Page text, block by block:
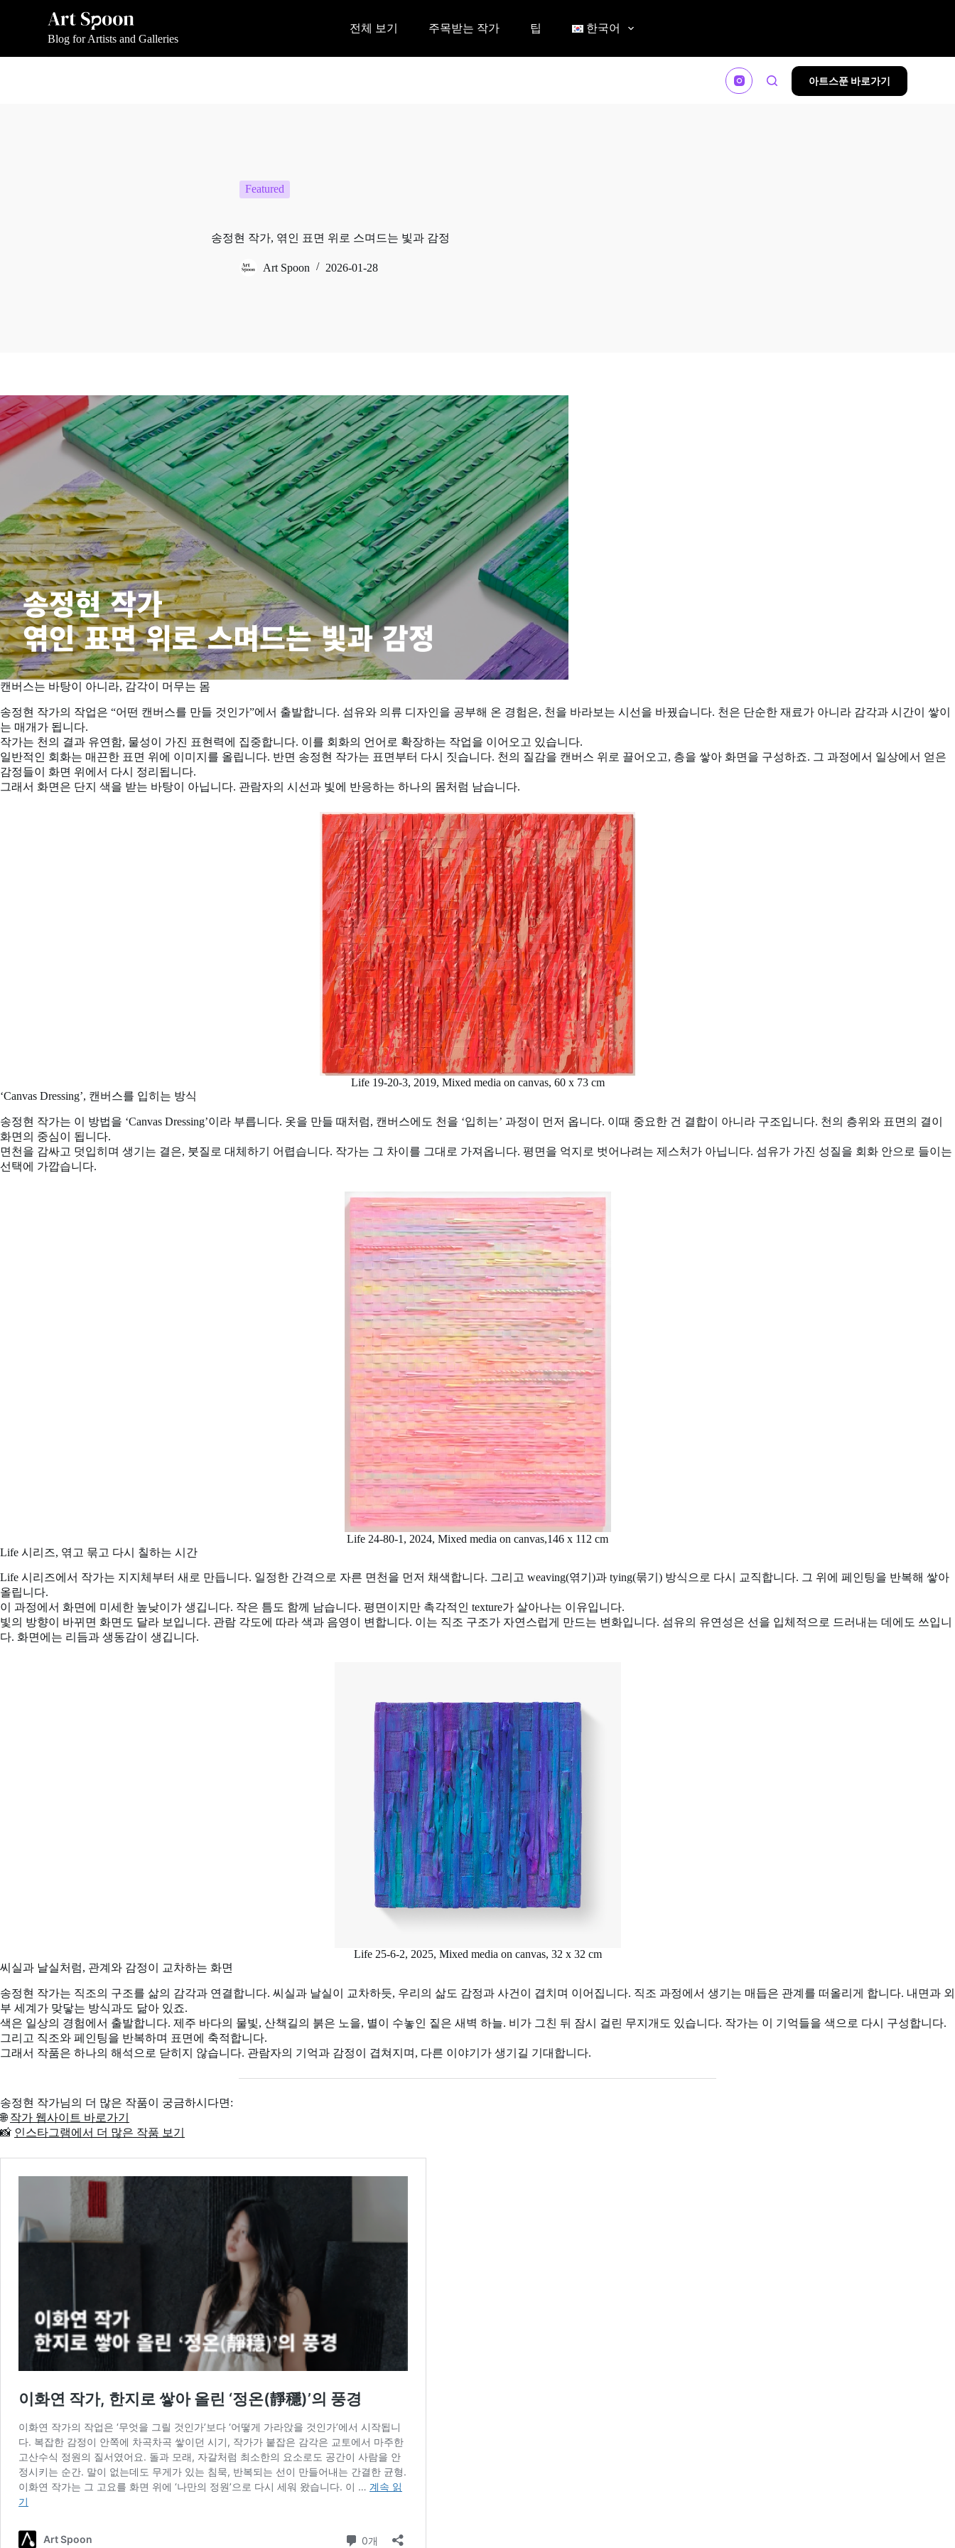
Blog for Artists and Galleries
전체 보기 주목받는 작가 팁 한국어
아트스푼 바로가기
Featured
송정현 작가, 엮인 표면 위로 스며드는 빛과 감정
Art Spoon 2026-01-28
캔버스는 바탕이 아니라, 감각이 머무는 몸
송정현 작가의 작업은 “어떤 캔버스를 만들 것인가”에서 출발합니다. 섬유와 의류 디자인을 공부해 온 경험은, 천을 바라보는 시선을 바꿨습니다. 천은 단순한 재료가 아니라 감각과 시간이 쌓이
는 매개가 됩니다.
작가는 천의 결과 유연함, 물성이 가진 표현력에 집중합니다. 이를 회화의 언어로 확장하는 작업을 이어오고 있습니다.
일반적인 회화는 매끈한 표면 위에 이미지를 올립니다. 반면 송정현 작가는 표면부터 다시 짓습니다. 천의 질감을 캔버스 위로 끌어오고, 층을 쌓아 화면을 구성하죠. 그 과정에서 일상에서 얻은
감정들이 화면 위에서 다시 정리됩니다.
그래서 화면은 단지 색을 받는 바탕이 아닙니다. 관람자의 시선과 빛에 반응하는 하나의 몸처럼 남습니다.
Life 19-20-3, 2019, Mixed media on canvas, 60 x 73 cm
‘Canvas Dressing’, 캔버스를 입히는 방식
송정현 작가는 이 방법을 ‘Canvas Dressing’이라 부릅니다. 옷을 만들 때처럼, 캔버스에도 천을 ‘입히는’ 과정이 먼저 옵니다. 이때 중요한 건 결합이 아니라 구조입니다. 천의 층위와 표면의 결이
화면의 중심이 됩니다.
면천을 감싸고 덧입히며 생기는 결은, 붓질로 대체하기 어렵습니다. 작가는 그 차이를 그대로 가져옵니다. 평면을 억지로 벗어나려는 제스처가 아닙니다. 섬유가 가진 성질을 회화 안으로 들이는
선택에 가깝습니다.
Life 24-80-1, 2024, Mixed media on canvas,146 x 112 cm
Life 시리즈, 엮고 묶고 다시 칠하는 시간
Life 시리즈에서 작가는 지지체부터 새로 만듭니다. 일정한 간격으로 자른 면천을 먼저 채색합니다. 그리고 weaving(엮기)과 tying(묶기) 방식으로 다시 교직합니다. 그 위에 페인팅을 반복해 쌓아
올립니다.
이 과정에서 화면에 미세한 높낮이가 생깁니다. 작은 틈도 함께 남습니다. 평면이지만 촉각적인 texture가 살아나는 이유입니다.
빛의 방향이 바뀌면 화면도 달라 보입니다. 관람 각도에 따라 색과 음영이 변합니다. 이는 직조 구조가 자연스럽게 만드는 변화입니다. 섬유의 유연성은 선을 입체적으로 드러내는 데에도 쓰입니
다. 화면에는 리듬과 생동감이 생깁니다.
Life 25-6-2, 2025, Mixed media on canvas, 32 x 32 cm
씨실과 날실처럼, 관계와 감정이 교차하는 화면
송정현 작가는 직조의 구조를 삶의 감각과 연결합니다. 씨실과 날실이 교차하듯, 우리의 삶도 감정과 사건이 겹치며 이어집니다. 직조 과정에서 생기는 매듭은 관계를 떠올리게 합니다. 내면과 외
부 세계가 맞닿는 방식과도 닮아 있죠.
색은 일상의 경험에서 출발합니다. 제주 바다의 물빛, 산책길의 붉은 노을, 별이 수놓인 짙은 새벽 하늘. 비가 그친 뒤 잠시 걸린 무지개도 있습니다. 작가는 이 기억들을 색으로 다시 구성합니다.
그리고 직조와 페인팅을 반복하며 표면에 축적합니다.
그래서 작품은 하나의 해석으로 닫히지 않습니다. 관람자의 기억과 감정이 겹쳐지며, 다른 이야기가 생기길 기대합니다.
송정현 작가님의 더 많은 작품이 궁금하시다면:
🌐작가 웹사이트 바로가기
📸 인스타그램에서 더 많은 작품 보기